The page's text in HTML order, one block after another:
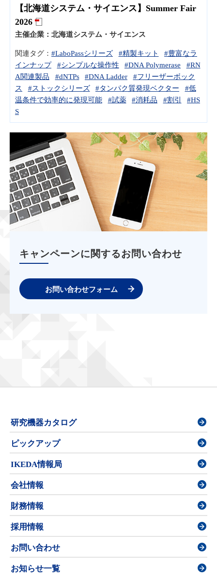
【北海道システム・サイエンス】Summer Fair
2026
主催企業： 北海道システム・サイエンス
関連タグ： #LaboPassシリーズ #精製キット
#豊富なラ
インナップ
#シンプルな操作性 #DNA Polymerase
#RN
A関連製品
#dNTPs #DNA Ladder
#フリーザーボック
ス
#ストックシリーズ #タンパク質発現ベクター
#低
温条件で効率的に発現可能
#試薬 #消耗品 #割引
#HS
S
キャンペーンに関するお問い合わせ
お問い合わせフォーム
研究機器カタログ
ピックアップ
IKEDA情報局
会社情報
財務情報
採用情報
お問い合わせ
お知らせ一覧